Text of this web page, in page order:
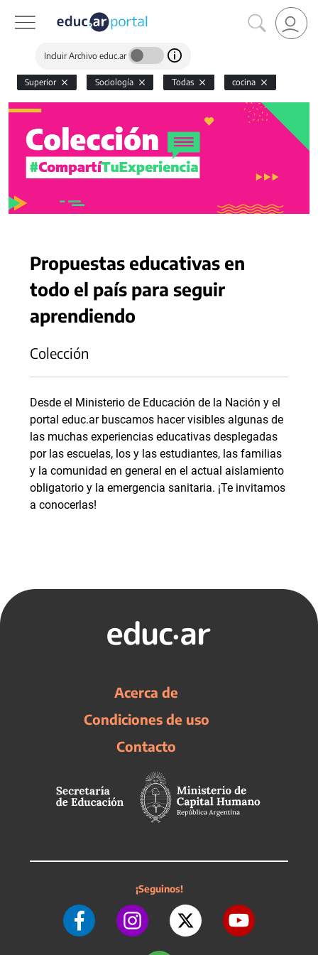
Incluir Archivo educ.ar
Superior Sociología Todas cocina
Propuestas educativas en
todo el país para seguir
aprendiendo
Colección
Desde el Ministerio de Educación de la Nación y el
portal educ.ar buscamos hacer visibles algunas de
las muchas experiencias educativas desplegadas
por las escuelas, los y las estudiantes, las familias
y la comunidad en general en el actual aislamiento
obligatorio y la emergencia sanitaria. ¡Te invitamos
a conocerlas!
Acerca de
Condiciones de uso
Contacto
¡Seguinos!